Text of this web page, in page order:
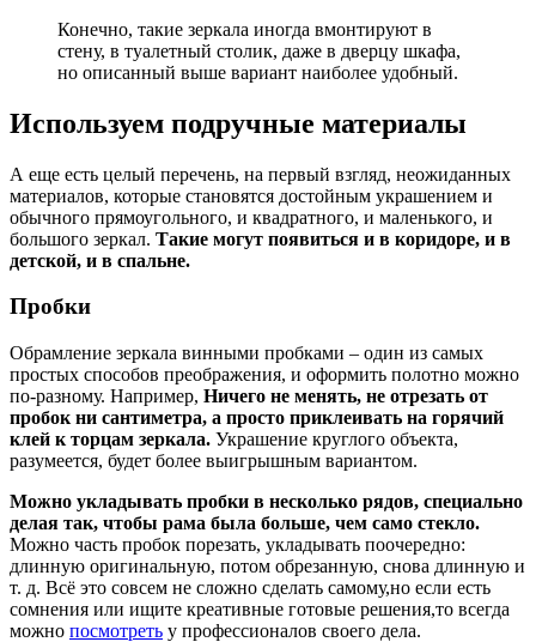
Конечно, такие зеркала иногда вмонтируют в
стену, в туалетный столик, даже в дверцу шкафа,
но описанный выше вариант наиболее удобный.
Используем подручные материалы
А еще есть целый перечень, на первый взгляд, неожиданных
материалов, которые становятся достойным украшением и
обычного прямоугольного, и квадратного, и маленького, и
большого зеркал. Такие могут появиться и в коридоре, и в
детской, и в спальне.
Пробки
Обрамление зеркала винными пробками – один из самых
простых способов преображения, и оформить полотно можно
по-разному. Например, Ничего не менять, не отрезать от
пробок ни сантиметра, а просто приклеивать на горячий
клей к торцам зеркала. Украшение круглого объекта,
разумеется, будет более выигрышным вариантом.
Можно укладывать пробки в несколько рядов, специально
делая так, чтобы рама была больше, чем само стекло.
Можно часть пробок порезать, укладывать поочередно:
длинную оригинальную, потом обрезанную, снова длинную и
т. д. Всё это совсем не сложно сделать самому,но если есть
сомнения или ищите креативные готовые решения,то всегда
можно посмотреть у профессионалов своего дела.